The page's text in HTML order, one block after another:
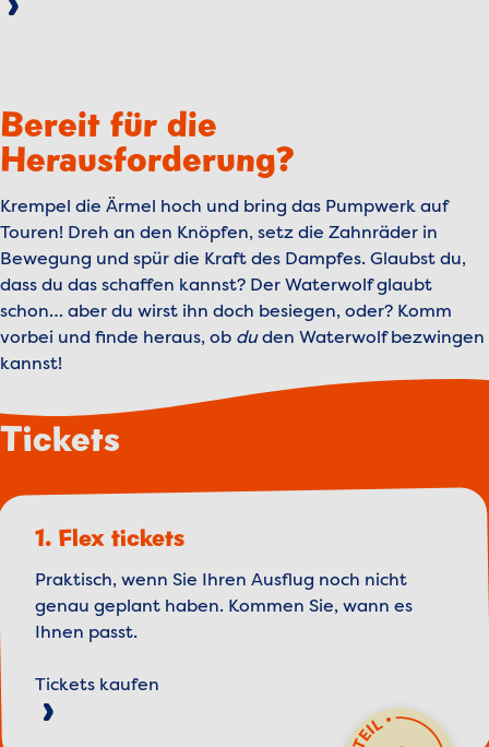
Bereit für die
Herausforderung?
Krempel die Ärmel hoch und bring das Pumpwerk auf
Touren! Dreh an den Knöpfen, setz die Zahnräder in
Bewegung und spür die Kraft des Dampfes. Glaubst du,
dass du das schaffen kannst? Der Waterwolf glaubt
schon… aber du wirst ihn doch besiegen, oder? Komm
vorbei und finde heraus, ob duden Waterwolf bezwingen
kannst!
Tickets
1. Flex tickets
Praktisch, wenn Sie Ihren Ausflug noch nicht
genau geplant haben. Kommen Sie, wann es
Ihnen passt.
Tickets kaufen